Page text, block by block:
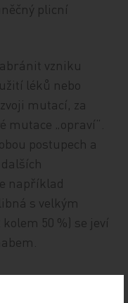
plicní
vzniku
léků nebo
mutací, za
„opraví“.
postupech a
například
s velkým
50 %) se jeví